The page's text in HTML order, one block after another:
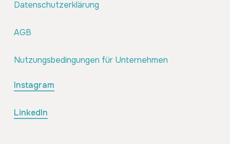
Datenschutzerklärung
AGB
Nutzungsbedingungen für Unternehmen
Instagram
LinkedIn